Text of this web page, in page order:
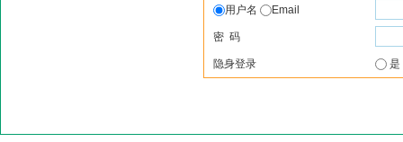
用户名
Email
密 码
隐身登录